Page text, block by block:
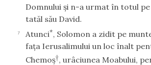
Domnului şi n-a urmat în totul pe
tatăl său David.
7 Atunci*, Solomon a zidit pe
faţa Ierusalimului un loc înalt
Chemoş†, urâciunea Moabului,